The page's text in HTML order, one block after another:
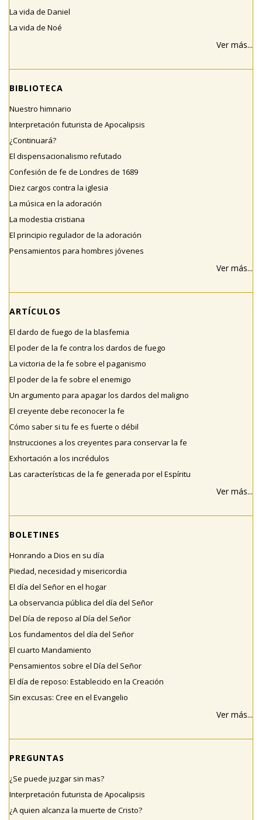
La vida de Daniel
La vida de Noé
Ver más...
BIBLIOTECA
Nuestro himnario
Interpretación futurista de Apocalipsis
¿Continuará?
El dispensacionalismo refutado
Confesión de fe de Londres de 1689
Diez cargos contra la iglesia
La música en la adoración
La modestia cristiana
El principio regulador de la adoración
Pensamientos para hombres jóvenes
Ver más...
ARTÍCULOS
El dardo de fuego de la blasfemia
El poder de la fe contra los dardos de fuego
La victoria de la fe sobre el paganismo
El poder de la fe sobre el enemigo
Un argumento para apagar los dardos del maligno
El creyente debe reconocer la fe
Cómo saber si tu fe es fuerte o débil
Instrucciones a los creyentes para conservar la fe
Exhortación a los incrédulos
Las características de la fe generada por el Espíritu
Ver más...
BOLETINES
Honrando a Dios en su día
Piedad, necesidad y misericordia
El día del Señor en el hogar
La observancia pública del día del Señor
Del Día de reposo al Día del Señor
Los fundamentos del día del Señor
El cuarto Mandamiento
Pensamientos sobre el Día del Señor
El día de reposo: Establecido en la Creación
Sin excusas: Cree en el Evangelio
Ver más...
PREGUNTAS
¿Se puede juzgar sin mas?
Interpretación futurista de Apocalipsis
¿A quien alcanza la muerte de Cristo?